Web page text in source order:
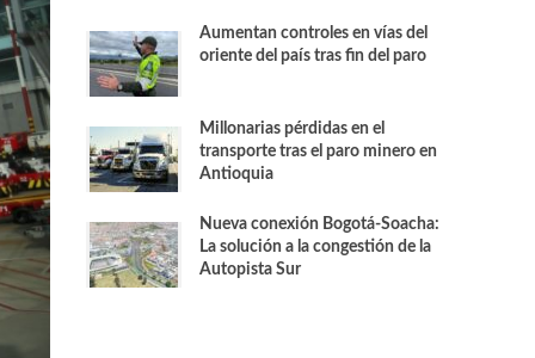
Aumentan controles en vías del
oriente del país tras fin del paro
Millonarias pérdidas en el
transporte tras el paro minero en
Antioquia
Nueva conexión Bogotá-Soacha:
La solución a la congestión de la
Autopista Sur